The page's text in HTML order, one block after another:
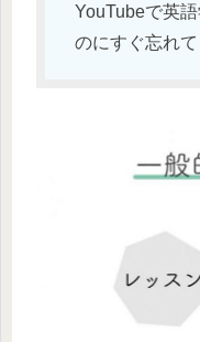
YouTubeで英
のにすぐ忘れて